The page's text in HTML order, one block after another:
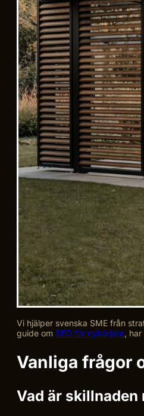
Vi hjälper svenska SME från
guide om SEO för nybörjare,
Vanliga frågor
Vad är